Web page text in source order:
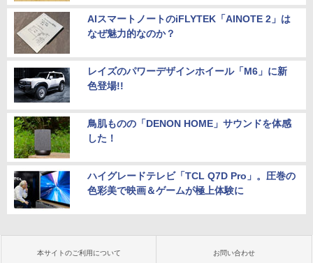
AIスマートノートのiFLYTEK「AINOTE 2」は
なぜ魅力的なのか？
レイズのパワーデザインホイール「M6」に新
色登場!!
鳥肌ものの「DENON HOME」サウンドを体感
した！
ハイグレードテレビ「TCL Q7D Pro」。圧巻の
色彩美で映画＆ゲームが極上体験に
本サイトのご利用について お問い合わせ